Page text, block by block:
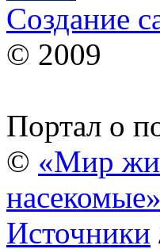
Создание
© 2009
Портал о
© «Мир
насекомые»
Источники